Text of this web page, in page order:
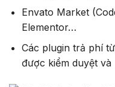
Envato Market
Elementor…
Các plugin trả phí
được kiểm duyệt